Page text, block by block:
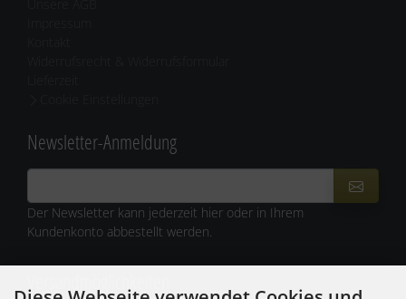
Newsletter-Anmeldung
Der Newsletter kann jederzeit hier oder in Ihrem
Kundenkonto abbestellt werden.